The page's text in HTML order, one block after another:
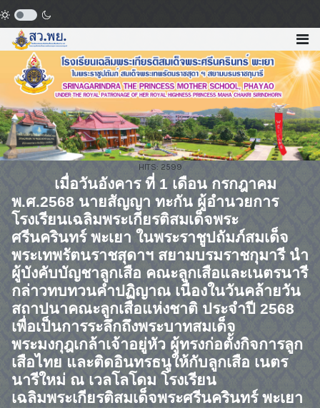
HITS: 2599
เมื่อวันอังคาร ที่ 1 เดือน กรกฎาคม
พ.ศ.2568 นายสัญญา ทะกัน ผู้อำนวยการ
โรงเรียนเฉลิมพระเกียรติสมเด็จพระ
ศรีนครินทร์ พะเยา ในพระราชูปถัมภ์สมเด็จ
พระเทพรัตนราชสุดาฯ สยามบรมราชกุมารี นำ
ผู้บังคับบัญชาลูกเสือ คณะลูกเสือและเนตรนารี
กล่าวทบทวนคำปฏิญาณ เนื่องในวันคล้ายวัน
สถาปนาคณะลูกเสือแห่งชาติ ประจำปี 2568
เพื่อเป็นการระลึกถึงพระบาทสมเด็จ
พระมงกุฎเกล้าเจ้าอยู่หัว ผู้ทรงก่อตั้งกิจการลูก
เสือไทย และติดอินทรธนูให้กับลูกเสือ เนตร
นารีใหม่ ณ เวลโลโดม โรงเรียน
เฉลิมพระเกียรติสมเด็จพระศรีนครินทร์ พะเยา